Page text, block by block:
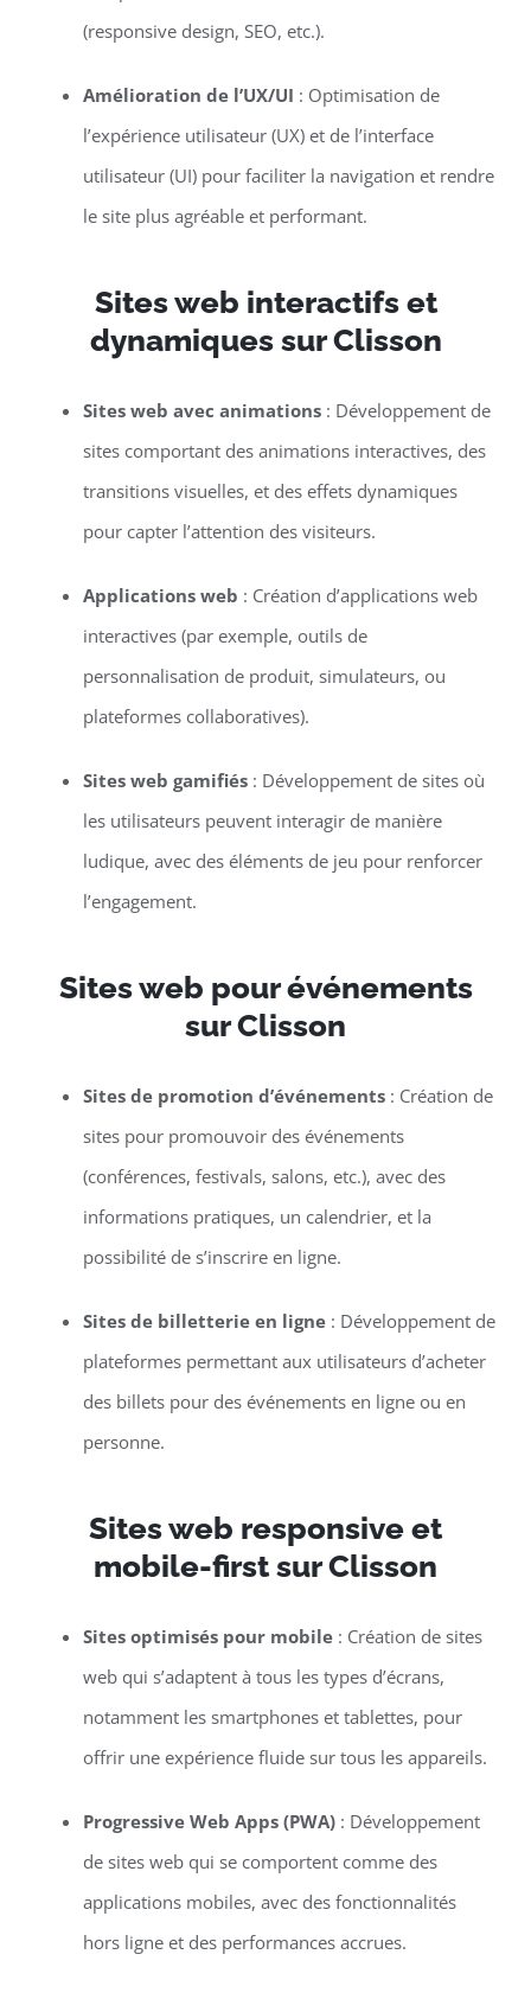
(responsive design, SEO, etc.).
Amélioration de l’UX/UI : Optimisation de
l’expérience utilisateur (UX) et de l’interface
utilisateur (UI) pour faciliter la navigation et rendre
le site plus agréable et performant.
Sites web interactifs et
dynamiques sur Clisson
Sites web avec animations: Développement de
sites comportant des animations interactives, des
transitions visuelles, et des effets dynamiques
pour capter l’attention des visiteurs.
Applications web : Création d’applications web
interactives (par exemple, outils de
personnalisation de produit, simulateurs, ou
plateformes collaboratives).
Sites web gamifiés: Développement de sites où
les utilisateurs peuvent interagir de manière
ludique, avec des éléments de jeu pour renforcer
l’engagement.
Sites web pour événements
sur Clisson
Sites de promotion d’événements: Création de
sites pour promouvoir des événements
(conférences, festivals, salons, etc.), avec des
informations pratiques, un calendrier, et la
possibilité de s’inscrire en ligne.
Sites de billetterie en ligne: Développement de
plateformes permettant aux utilisateurs d’acheter
des billets pour des événements en ligne ou en
personne.
Sites web responsive et
mobile-first sur Clisson
Sites optimisés pour mobile: Création de sites
web qui s’adaptent à tous les types d’écrans,
notamment les smartphones et tablettes, pour
offrir une expérience fluide sur tous les appareils.
Progressive Web Apps (PWA): Développement
de sites web qui se comportent comme des
applications mobiles, avec des fonctionnalités
hors ligne et des performances accrues.